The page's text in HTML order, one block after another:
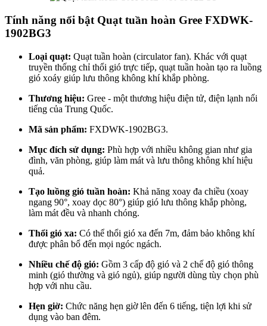
Tính năng nổi bật Quạt tuần hoàn Gree FXDWK-
1902BG3
Loại quạt: Quạt tuần hoàn (circulator fan). Khác với quạt
truyền thống chỉ thổi gió trực tiếp, quạt tuần hoàn tạo ra luồng
gió xoáy giúp lưu thông không khí khắp phòng.
Thương hiệu: Gree - một thương hiệu điện tử, điện lạnh nổi
tiếng của Trung Quốc.
Mã sản phẩm: FXDWK-1902BG3.
Mục đích sử dụng: Phù hợp với nhiều không gian như gia
đình, văn phòng, giúp làm mát và lưu thông không khí hiệu
quả.
Tạo luồng gió tuần hoàn: Khả năng xoay đa chiều (xoay
ngang 90°, xoay dọc 80°) giúp gió lưu thông khắp phòng,
làm mát đều và nhanh chóng.
Thổi gió xa: Có thể thổi gió xa đến 7m, đảm bảo không khí
được phân bổ đến mọi ngóc ngách.
Nhiều chế độ gió: Gồm 3 cấp độ gió và 2 chế độ gió thông
minh (gió thường và gió ngủ), giúp người dùng tùy chọn phù
hợp với nhu cầu.
Hẹn giờ: Chức năng hẹn giờ lên đến 6 tiếng, tiện lợi khi sử
dụng vào ban đêm.